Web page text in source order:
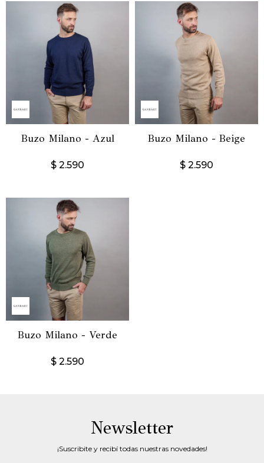
Buzo Milano - Azul
$ 2.590
Buzo Milano - Beige
$ 2.590
Buzo Milano - Verde
$ 2.590
Newsletter
¡Suscribite y recibí todas nuestras novedades!